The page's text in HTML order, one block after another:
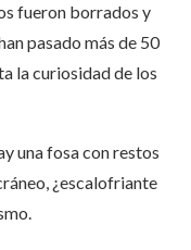
fueron borrados y
pasado más de 50
la curiosidad de los
una fosa con restos
¿escalofriante